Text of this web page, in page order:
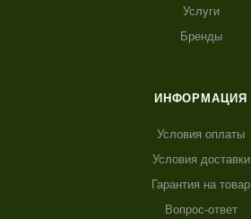
Услуги
Бренды
ИНФОРМАЦИЯ
Условия оплаты
Условия доставки
Гарантия на товар
Вопрос-ответ